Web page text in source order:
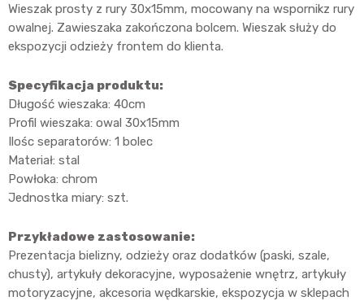
Wieszak prosty z rury 30x15mm, mocowany na wspornikz rury
owalnej. Zawieszaka zakończona bolcem. Wieszak służy do
ekspozycji odzieży frontem do klienta.
Specyfikacja produktu:
Długość wieszaka: 40cm
Profil wieszaka: owal 30x15mm
Ilośc separatorów: 1 bolec
Materiał: stal
Powłoka: chrom
Jednostka miary: szt.
Przykładowe zastosowanie:
Prezentacja bielizny, odzieży oraz dodatków (paski, szale,
chusty), artykuły dekoracyjne, wyposażenie wnętrz, artykuły
motoryzacyjne, akcesoria wędkarskie, ekspozycja w sklepach